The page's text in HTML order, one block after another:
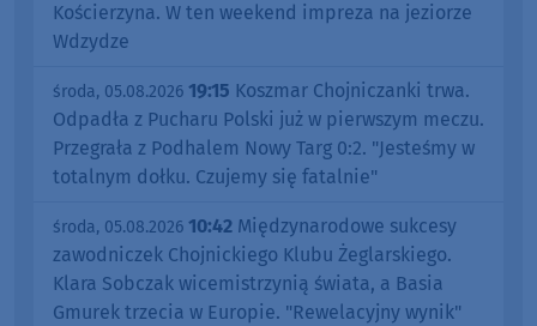
Kościerzyna. W ten weekend impreza na jeziorze
Wdzydze
środa, 05.08.2026 19:15 Koszmar Chojniczanki trwa.
Odpadła z Pucharu Polski już w pierwszym meczu.
Przegrała z Podhalem Nowy Targ 0:2. "Jesteśmy w
totalnym dołku. Czujemy się fatalnie"
środa, 05.08.2026 10:42 Międzynarodowe sukcesy
zawodniczek Chojnickiego Klubu Żeglarskiego.
Klara Sobczak wicemistrzynią świata, a Basia
Gmurek trzecia w Europie. "Rewelacyjny wynik"